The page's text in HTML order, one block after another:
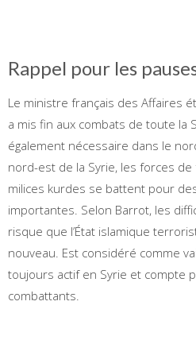
Rappel pour les
Le ministre français des Affaires
a mis fin aux combats de toute la
également nécessaire dans le
nord-est de la Syrie, les forces
milices kurdes se battent pour
importantes. Selon Barrot, les
risque que l’État islamique
nouveau. Est considéré comme
toujours actif en Syrie et compte
combattants.